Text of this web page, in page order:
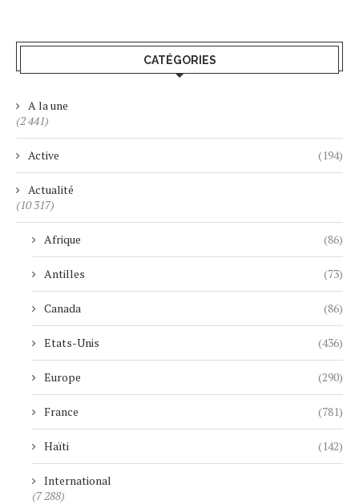
CATÉGORIES
A la une
(2 441)
Active (194)
Actualité
(10 317)
Afrique (86)
Antilles (73)
Canada (86)
Etats-Unis (436)
Europe (290)
France (781)
Haïti (142)
International
(7 288)